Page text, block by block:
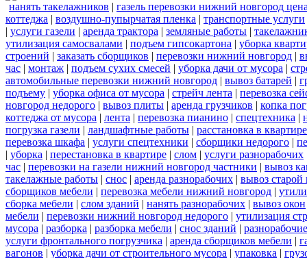
нанять такелажников | газель перевозки нижний новгород
коттеджа | воздушно-пупырчатая пленка | транспортные услуги
| услуги газели | аренда трактора | земляные работы |
утилизация самосвалами | подъем гипсокартона | уборка
строений | заказать сборщиков | перевозки нижний новгород |
час | монтаж | подъем сухих смесей | уборка дачи от мусора |
автомобильные перевозки нижний новгород | вывоз батарей |
подъему | уборка офиса от мусора | стрейч лента | перевозка
новгород недорого | вывоз плиты | аренда грузчиков | копка
коттеджа от мусора | лента | перевозка пианино | спецтехника |
погрузка газели | ландшафтные работы | расстановка в квартире
перевозка шкафа | услуги спецтехники | сборщики недорого |
| уборка | перестановка в квартире | слом | услуги разнорабочих
час | перевозки на газели нижний новгород частники | вывоз
такелажные работы | снос | аренда разнорабочих | вывоз старой
сборщиков мебели | перевозка мебели нижний новгород |
сборка мебели | слом зданий | нанять разнорабочих | вывоз окон
мебели | перевозки нижний новгород недорого | утилизация
мусора | разборка | разборка мебели | снос зданий |
услуги фронтального погрузчика | аренда сборщиков мебели |
вагонов | уборка дачи от строительного мусора | упаковка |